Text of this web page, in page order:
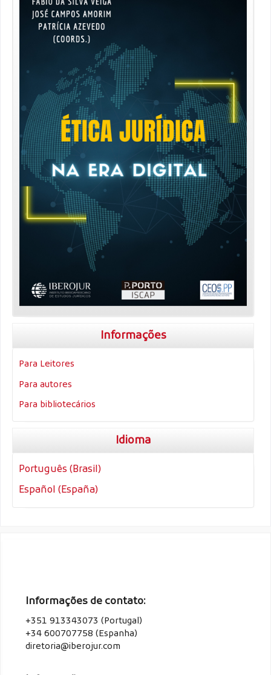
Informações
Para Leitores
Para autores
Para bibliotecários
Idioma
Português (Brasil)
Español (España)
Informações de contato:
+351 913343073 (Portugal)
+34 600707758 (Espanha)
diretoria@iberojur.com